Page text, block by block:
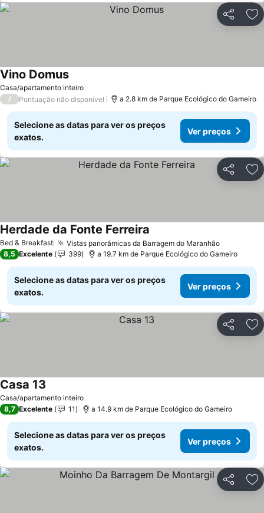
Partilhar
Casa/apartamento inteiro
Vino DomusVer preços
/ Pontuação não disponível a 2.8 km de Parque Ecológico do Gameiro
Selecione as datas para ver os preços
exatos.
Ver preços
Partilhar
Bed & Breakfast Vistas panorâmicas da Barragem do MaranhãoVer
Herdade da Fonte Ferreira
8,5 Excelente 399 a 19.7 km de Parque Ecológico do Gameiro
Selecione as datas para ver os preços
exatos.
Ver preços
Partilhar
Casa/apartamento inteiro
Casa 13
8,7 Excelente 11 a 14.9 km de Parque Ecológico do Gameiro
Selecione as datas para ver os preços
exatos.
Ver preços
Partilhar